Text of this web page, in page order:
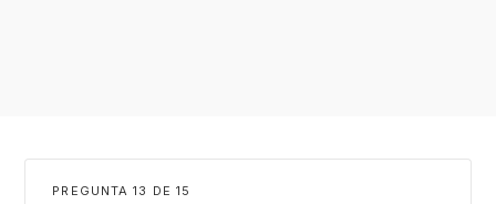
PREGUNTA DE 15